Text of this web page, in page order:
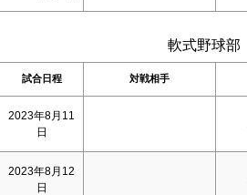
軟式野球部
試合日程 対戦相手
2023年8月11
日
2023年8月12
日